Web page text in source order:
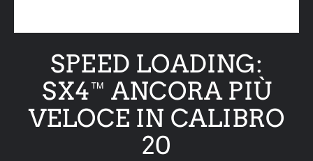
SPEED LOADING:
SX4™ ANCORA PIÙ
VELOCE IN CALIBRO
20